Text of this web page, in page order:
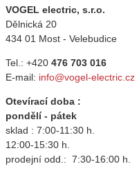
VOGEL electric, s.r.o.
Dělnická 20
434 01 Most - Velebudice
Tel.: +420 476 703 016
E-mail: info@vogel-electric.cz
Otevírací doba :
pondělí - pátek
sklad : 7:00-11:30 h.
12:00-15:30 h.
prodejní odd.: 7:30-16:00 h.